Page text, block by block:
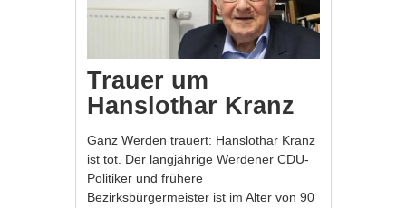
Trauer um
Hanslothar Kranz
Ganz Werden trauert: Hanslothar Kranz
ist tot. Der langjährige Werdener CDU-
Politiker und frühere
Bezirksbürgermeister ist im Alter von 90